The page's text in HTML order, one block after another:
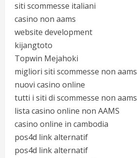
siti scommesse italiani
casino non aams
website development
kijangtoto
Topwin Mejahoki
migliori siti scommesse non aams
nuovi casino online
tutti i siti di scommesse non aams
lista casino online non AAMS
casino online in cambodia
pos4d link alternatif
pos4d link alternatif